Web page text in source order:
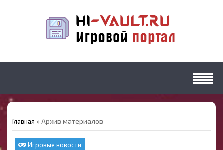
Главная » Архив материалов
Игровые новости